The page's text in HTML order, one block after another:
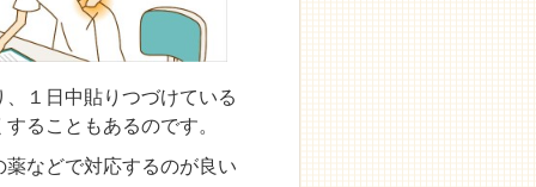
１日中貼りつづけている
ることもあるのです。
などで対応するのが良い